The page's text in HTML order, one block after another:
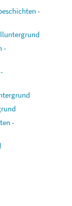
-
-
-